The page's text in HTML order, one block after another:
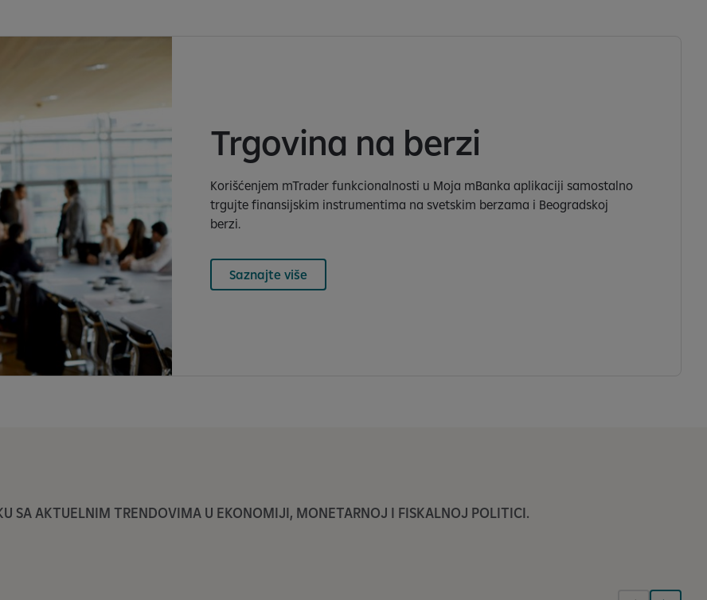
Trgovina na berzi
Korišćenjem mTrader funkcionalnosti u Moja mBanka aplikaciji samostalno
trgujte finansijskim instrumentima na svetskim berzama i Beogradskoj
berzi.
Saznajte više
SA AKTUELNIM TRENDOVIMA U EKONOMIJI, MONETARNOJ I FISKALNOJ POLITICI.